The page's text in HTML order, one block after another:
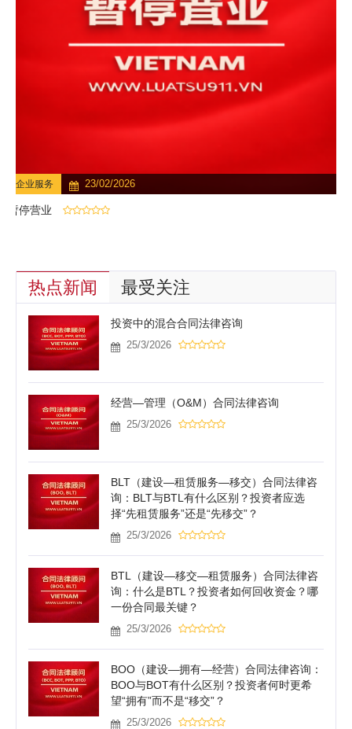
企业服务 23/02/2026
暂停营业
热点新闻 最受关注
投资中的混合合同法律咨询
25/3/2026
经营—管理（O&M）合同法律咨询
25/3/2026
BLT（建设—租赁服务—移交）合同法律咨
询：BLT与BTL有什么区别？投资者应选
择“先租赁服务”还是“先移交”？
25/3/2026
BTL（建设—移交—租赁服务）合同法律咨
询：什么是BTL？投资者如何回收资金？哪
一份合同最关键？
25/3/2026
BOO（建设—拥有—经营）合同法律咨询：
BOO与BOT有什么区别？投资者何时更希
望“拥有”而不是“移交”？
25/3/2026